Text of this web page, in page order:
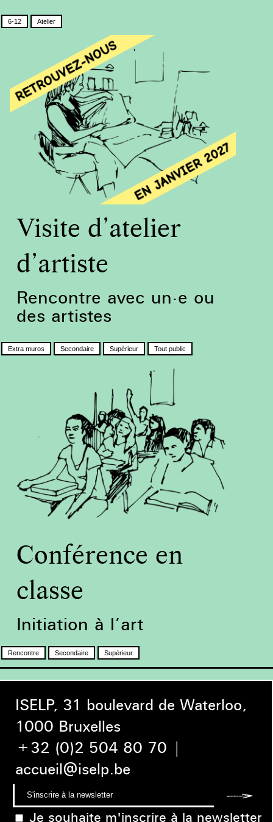
6-12 Atelier
Visite d’atelier
d’artiste
Rencontre avec un·e ou
des artistes
Extra muros Secondaire Supérieur Tout public
Conférence en
classe
Initiation à l’art
Rencontre Secondaire Supérieur
ISELP, 31 boulevard de Waterloo,
1000 Bruxelles
+32 (0)2 504 80 70 |
accueil@iselp.be
Je souhaite m'inscrire à la newsletter